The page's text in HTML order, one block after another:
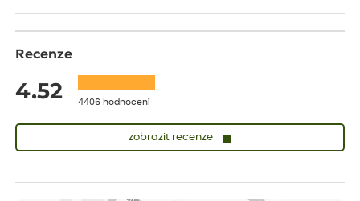
Recenze
4.52 4406 hodnocení
zobrazit recenze